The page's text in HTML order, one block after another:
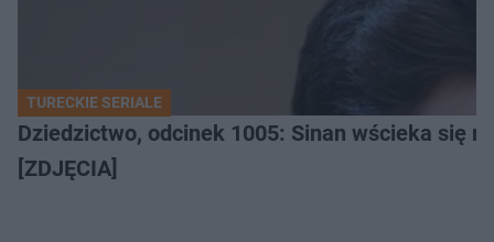
TURECKIE SERIALE
Dziedzictwo, odcinek 1005: Sinan wścieka się
[ZDJĘCIA]